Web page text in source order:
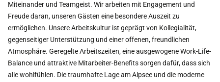
Miteinander und Teamgeist. Wir arbeiten mit Engagement und
Freude daran, unseren Gästen eine besondere Auszeit zu
ermöglichen. Unsere Arbeitskultur ist geprägt von Kollegialität,
gegenseitiger Unterstützung und einer offenen, freundlichen
Atmosphäre. Geregelte Arbeitszeiten, eine ausgewogene Work-Life-
Balance und attraktive Mitarbeiter-Benefits sorgen dafür, dass sich
alle wohlfühlen. Die traumhafte Lage am Alpsee und die moderne